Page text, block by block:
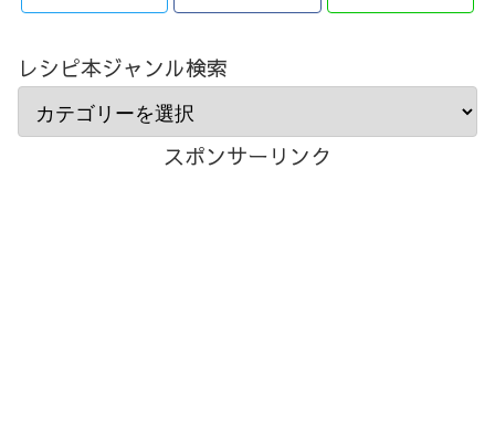
レシピ本ジャンル検索
スポンサーリンク